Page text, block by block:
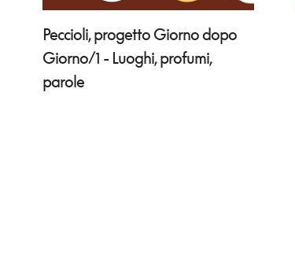
Peccioli, progetto Giorno dopo
Giorno/1 - Luoghi, profumi,
parole